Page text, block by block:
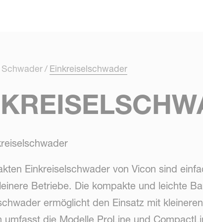
Schwader Einkreiselschwader
Einkreiselschwader von Vicon sind
Betriebe. Die kompakte und leichte
ermöglicht den Einsatz mit
umfasst die Modelle ProLine und